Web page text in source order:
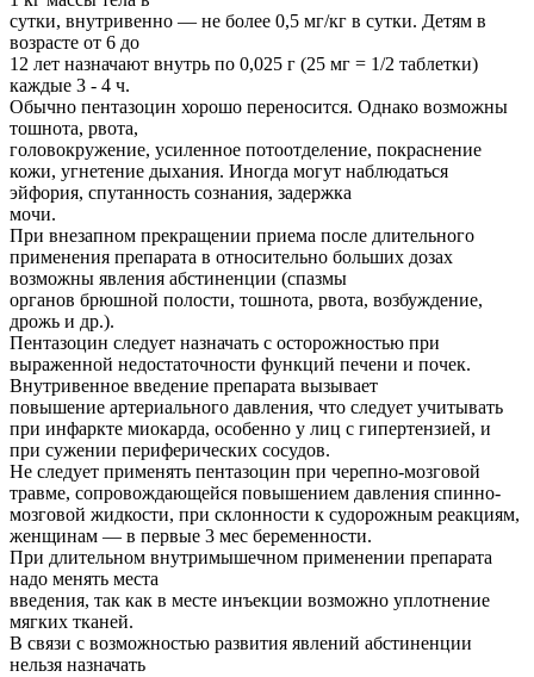
сутки, внутривенно — не более 0,5 мг/кг в сутки. Детям в
возрасте от 6 до
12 лет назначают внутрь по 0,025 г (25 мг = 1/2 таблетки)
каждые 3 - 4 ч.
Обычно пентазоцин хорошо переносится. Однако возможны
тошнота, рвота,
головокружение, усиленное потоотделение, покраснение
кожи, угнетение дыхания. Иногда могут наблюдаться
эйфория, спутанность сознания, задержка
мочи.
При внезапном прекращении приема после длительного
применения препарата в относительно больших дозах
возможны явления абстиненции (спазмы
органов брюшной полости, тошнота, рвота, возбуждение,
дрожь и др.).
Пентазоцин следует назначать с осторожностью при
выраженной недостаточности функций печени и почек.
Внутривенное введение препарата вызывает
повышение артериального давления, что следует учитывать
при инфаркте миокарда, особенно у лиц с гипертензией, и
при сужении периферических сосудов.
Не следует применять пентазоцин при черепно-мозговой
травме, сопровождающейся повышением давления спинно-
мозговой жидкости, при склонности к судорожным реакциям,
женщинам — в первые 3 мес беременности.
При длительном внутримышечном применении препарата
надо менять места
введения, так как в месте инъекции возможно уплотнение
мягких тканей.
В связи с возможностью развития явлений абстиненции
нельзя назначать